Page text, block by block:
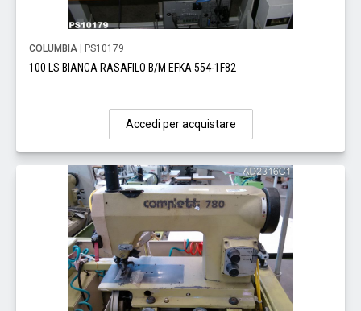
COLUMBIA | PS10179
100 LS BIANCA RASAFILO B/M EFKA 554-1F82
Accedi per acquistare